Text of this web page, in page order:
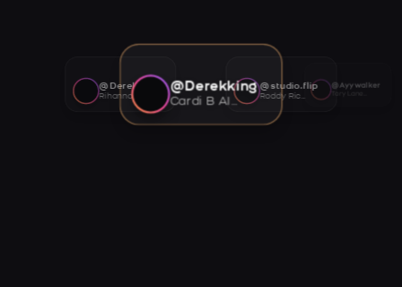
@Derekking
Cardi B AI voice
@studio.flip
Roddy Ricch AI voice
@Ayywalker
@Derekking
Rihanna AI voice